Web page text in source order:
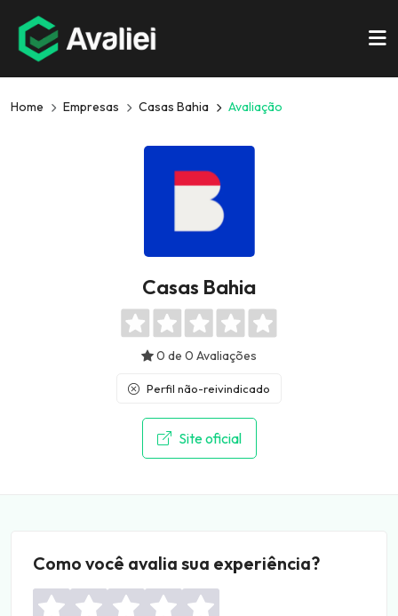
Home Empresas Casas Bahia Avaliação
Casas Bahia
0 de 0 Avaliações
Perfil não-reivindicado
Site oficial
Como você avalia sua experiência?